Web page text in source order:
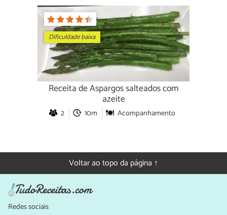
Dificuldade baixa
Receita de Aspargos salteados com
azeite
2 10m Acompanhamento
Voltar ao topo da página ↑
Redes sociais